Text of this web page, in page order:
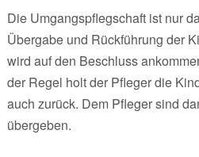
Die Umgangspflegschaft ist nur
Übergabe und Rückführung der
wird auf den Beschluss
der Regel holt der Pfleger die
auch zurück. Dem Pfleger sind
übergeben.